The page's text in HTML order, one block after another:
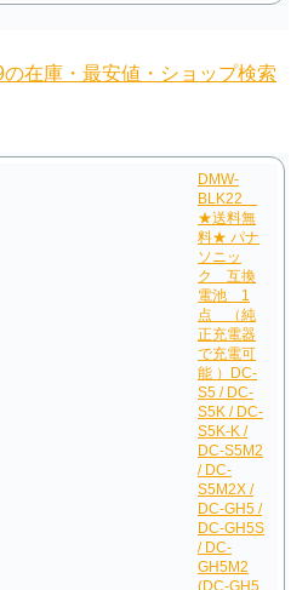
購
在庫・最安値・ショップ検索
DMW-
BLK22
★送料無
料★ パナ
ソニッ
ク 互換
電池 1
点 （純
正充電器
で充電可
能 ）DC-
S5 / DC-
S5K / DC-
S5K-K /
DC-S5M2
/ DC-
S5M2X /
DC-GH5 /
DC-GH5S
/ DC-
GH5M2
(DC-GH5